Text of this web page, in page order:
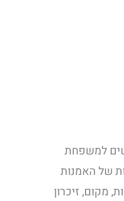
למשפחת
של האמנות
מקום, זיכרון